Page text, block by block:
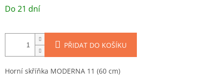
Do 21 dní
PŘIDAT DO KOŠÍKU
Horní skříňka MODERNA 11 (60 cm)